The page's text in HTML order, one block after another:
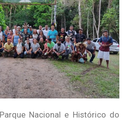
Nacional e Histórico do